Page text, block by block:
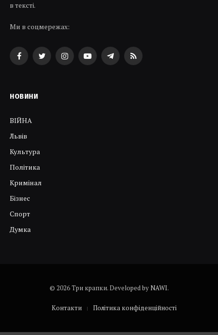
в тексті.
Ми в соцмережах:
FacebookTwitterInstagramYouTubeTelegramRSS
НОВИНИ
ВІЙНА
Львів
Культура
Політика
Кримінал
Бізнес
Спорт
Думка
© 2026 Три крапки. Developed byNAWI.
Контакти Політика конфіденційності